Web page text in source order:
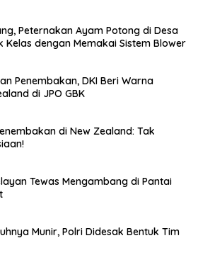
Peternakan Ayam Potong di Desa
Kelas dengan Memakai Sistem Blower
Penembakan, DKI Beri Warna
di JPO GBK
di New Zealand: Tak
Tewas Mengambang di Pantai
Munir, Polri Didesak Bentuk Tim